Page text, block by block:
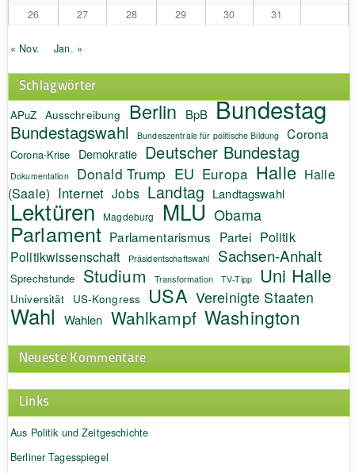
26
27 28 29 30 31
« Nov. Jan. »
Schlagwörter
APuZ Ausschreibung Berlin BpB Bundestag
Bundestagswahl Bundeszentrale für politische Bildung Corona
Corona-Krise Demokratie Deutscher Bundestag
Dokumentation Donald Trump EU Europa Halle Halle
(Saale) Internet Jobs Landtag Landtagswahl
Lektüren Magdeburg MLU Obama
Parlament Parlamentarismus Partei Politik
Politikwissenschaft Präsidentschaftswahl Sachsen-Anhalt
Sprechstunde Studium Transformation TV-Tipp Uni Halle
Universität US-Kongress USA Vereinigte Staaten
Wahl Wahlen Wahlkampf Washington
Neueste Kommentare
Links
Aus Politik und Zeitgeschichte
Berliner Tagesspiegel